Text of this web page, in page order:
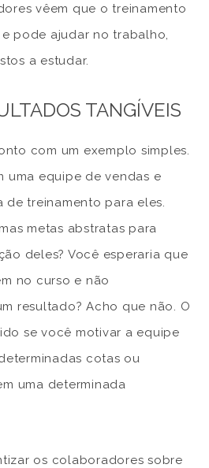
vêem que o treinamento
pode ajudar no trabalho,
a estudar.
TANGÍVEIS
com um exemplo simples.
uma equipe de vendas e
de treinamento para eles.
metas abstratas para
deles? Você esperaria que
no curso e não
resultado? Acho que não. O
se você motivar a equipe
cotas ou
uma determinada
os colaboradores sobre